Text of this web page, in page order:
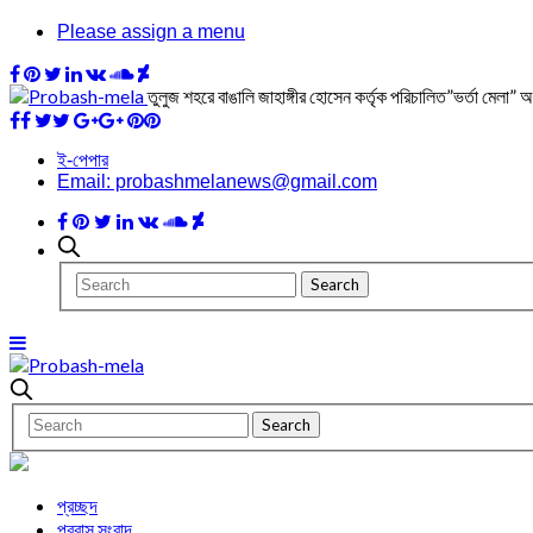
Please assign a menu
তুলুজ শহরে বাঙালি জাহাঙ্গীর হোসেন কর্তৃক পরিচালিত”ভর্তা মেলা”
ই-পেপার
Email: probashmelanews@gmail.com
প্রচ্ছদ